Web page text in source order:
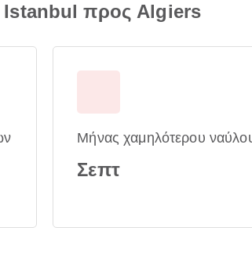
προς Algiers
Μήνας χαμηλότερου
Σεπτ